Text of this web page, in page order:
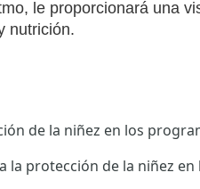
le proporcionará una
nutrición.
de la niñez en los
la protección de la niñez